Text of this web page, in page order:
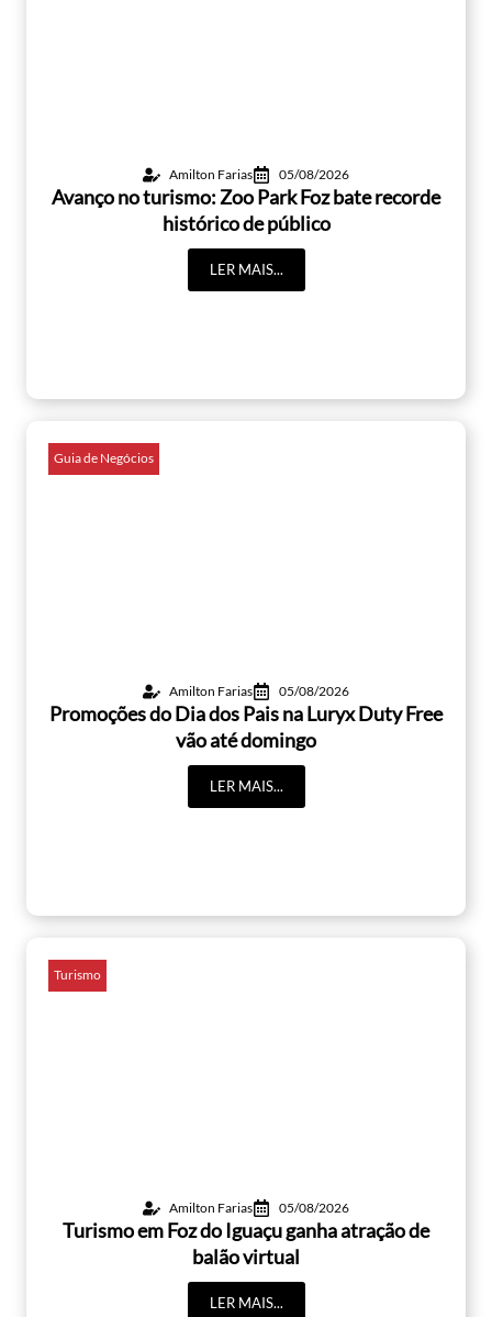
Amilton Farias 05/08/2026
Avanço no turismo: Zoo Park Foz bate recorde
histórico de público
LER MAIS...
Guia de Negócios
Amilton Farias 05/08/2026
Promoções do Dia dos Pais na Luryx Duty Free
vão até domingo
LER MAIS...
Turismo
Amilton Farias 05/08/2026
Turismo em Foz do Iguaçu ganha atração de
balão virtual
LER MAIS...